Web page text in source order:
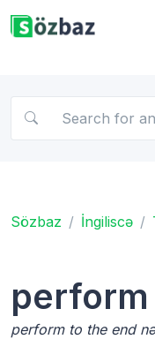
Sözbaz İngiliscə
perform to the end